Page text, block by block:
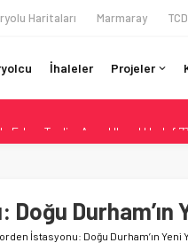
Haritaları Marmaray
İhaleler Projeler
Yaşındaki Buharlıyı Šumava
Doğruladı: 308 Bin Rupiye Özel
56 Milyon Euro’luk Yenileme:
Durham’ın
İstasyonu: Doğu Durham’ın Yeni